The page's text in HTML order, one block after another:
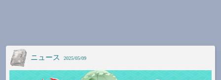
ニュース 2025/05/09